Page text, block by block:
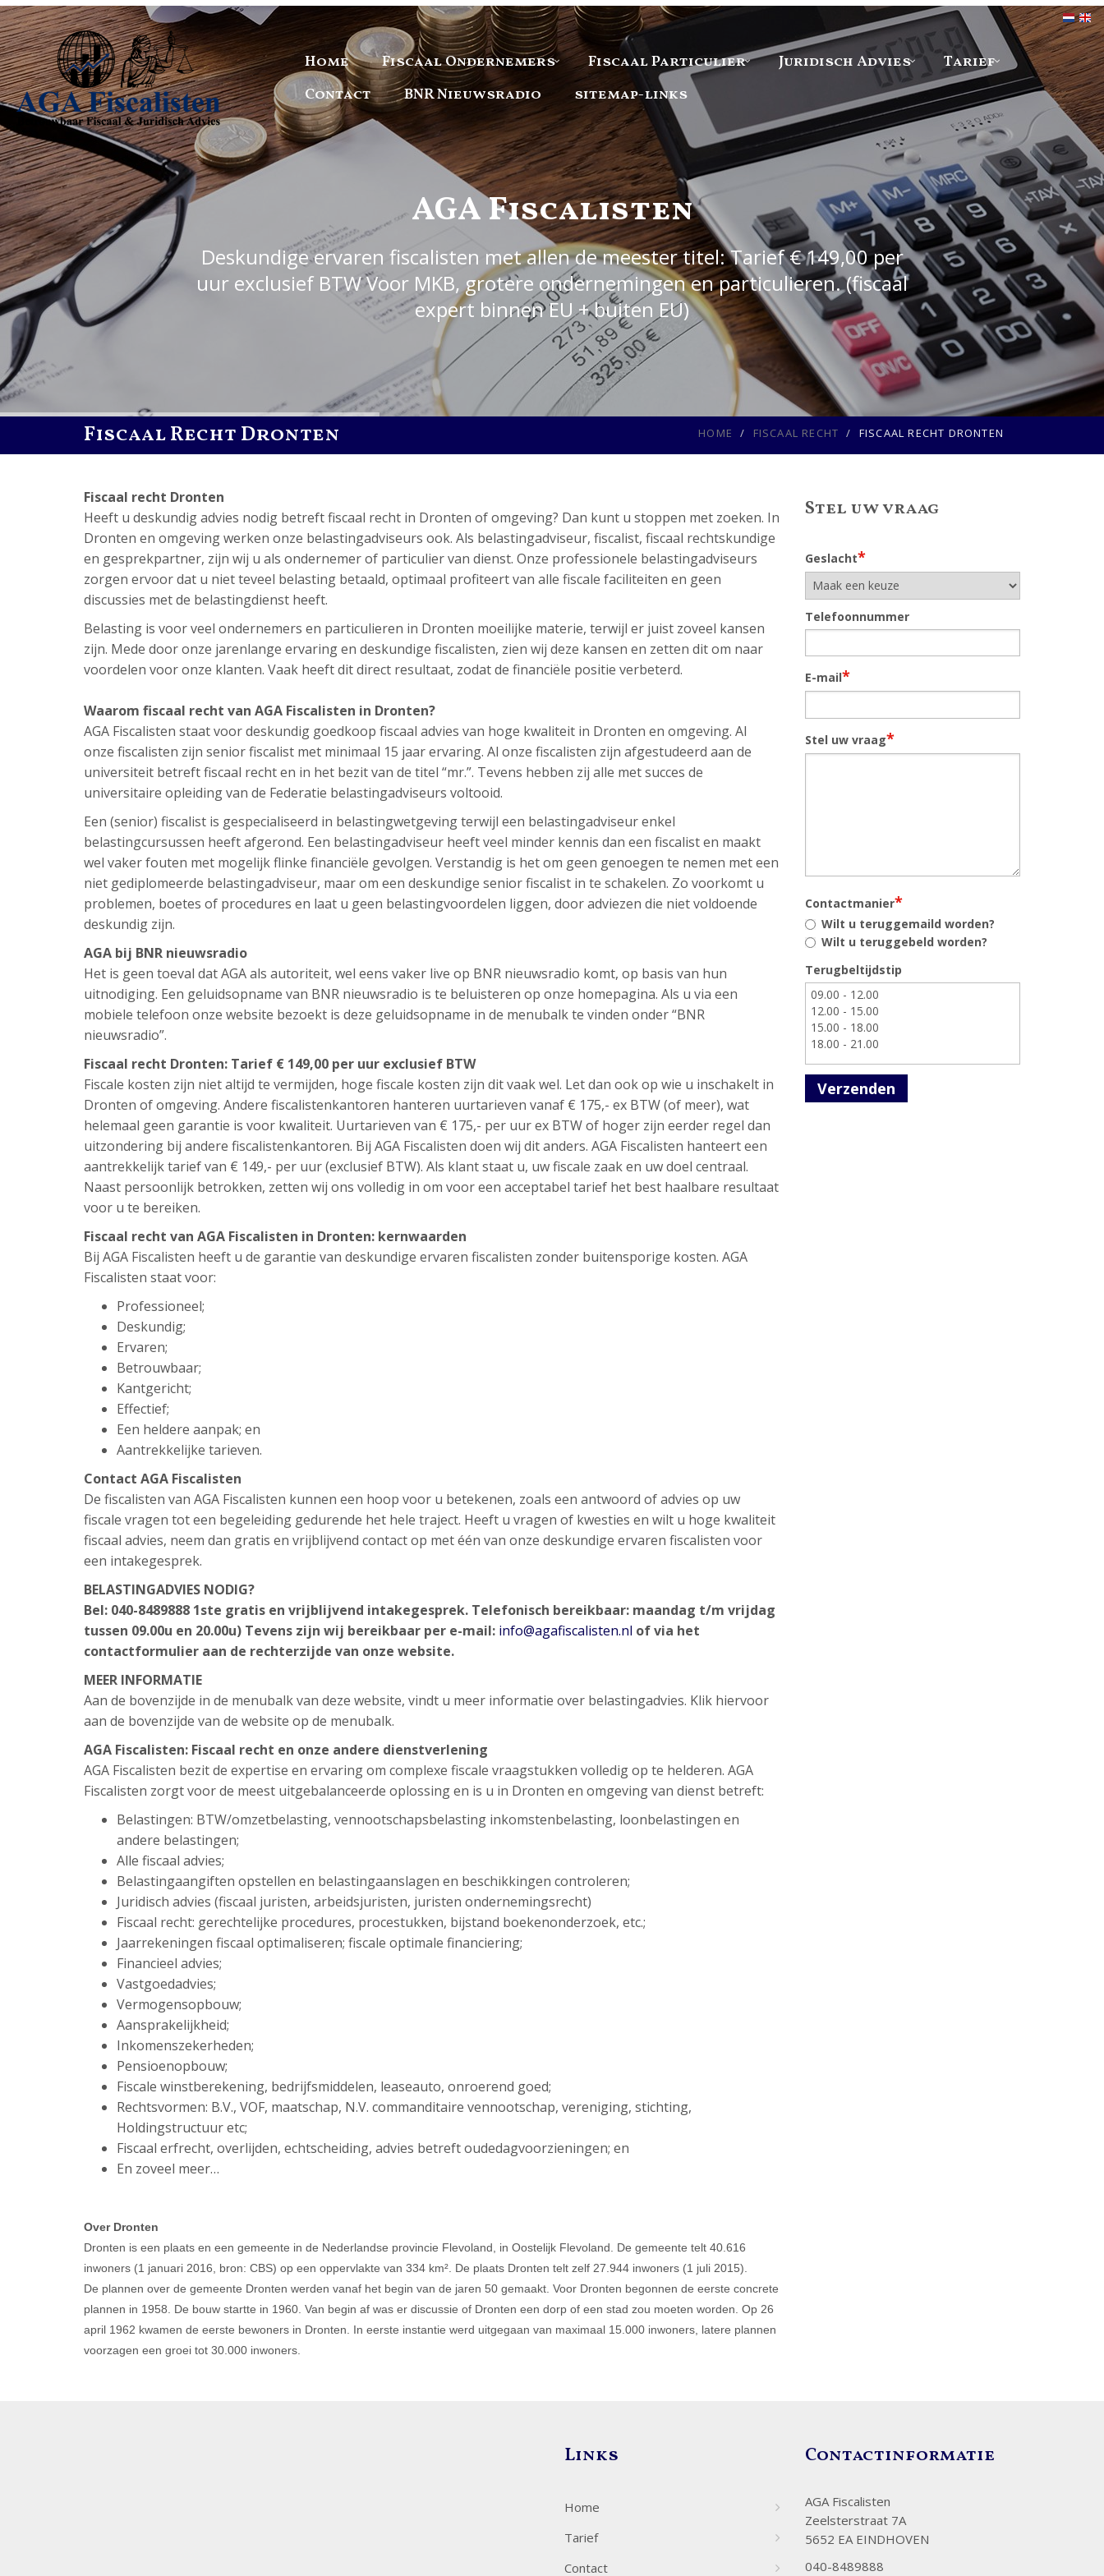
Home Fiscaal Ondernemers Fiscaal Particulier Juridisch Advies
Tarief
Contact
BNR Nieuwsradio sitemap-links
AGA Fiscalisten
Deskundige ervaren fiscalisten met allen de meester titel: Tarief € 149,00 per
uur exclusief BTW Voor MKB, grotere ondernemingen en particulieren. (fiscaal
expert binnen EU + buiten EU)
Fiscaal Recht Dronten HOME FISCAAL RECHT FISCAAL RECHT DRONTEN
Fiscaal recht Dronten
Heeft u deskundig advies nodig betreft fiscaal recht in Dronten of omgeving? Dan kunt u stoppen met zoeken. In
Dronten en omgeving werken onze belastingadviseurs ook. Als belastingadviseur, fiscalist, fiscaal rechtskundige
en gesprekpartner, zijn wij u als ondernemer of particulier van dienst. Onze professionele belastingadviseurs
zorgen ervoor dat u niet teveel belasting betaald, optimaal profiteert van alle fiscale faciliteiten en geen
discussies met de belastingdienst heeft.
Belasting is voor veel ondernemers en particulieren in Dronten moeilijke materie, terwijl er juist zoveel kansen
zijn. Mede door onze jarenlange ervaring en deskundige fiscalisten, zien wij deze kansen en zetten dit om naar
voordelen voor onze klanten. Vaak heeft dit direct resultaat, zodat de financiële positie verbeterd.
Waarom fiscaal recht van AGA Fiscalisten in Dronten?
AGA Fiscalisten staat voor deskundig goedkoop fiscaal advies van hoge kwaliteit in Dronten en omgeving. Al
onze fiscalisten zijn senior fiscalist met minimaal 15 jaar ervaring. Al onze fiscalisten zijn afgestudeerd aan de
universiteit betreft fiscaal recht en in het bezit van de titel “mr.”. Tevens hebben zij alle met succes de
universitaire opleiding van de Federatie belastingadviseurs voltooid.
Een (senior) fiscalist is gespecialiseerd in belastingwetgeving terwijl een belastingadviseur enkel
belastingcursussen heeft afgerond. Een belastingadviseur heeft veel minder kennis dan een fiscalist en maakt
wel vaker fouten met mogelijk flinke financiële gevolgen. Verstandig is het om geen genoegen te nemen met een
niet gediplomeerde belastingadviseur, maar om een deskundige senior fiscalist in te schakelen. Zo voorkomt u
problemen, boetes of procedures en laat u geen belastingvoordelen liggen, door adviezen die niet voldoende
deskundig zijn.
AGA bij BNR nieuwsradio
Het is geen toeval dat AGA als autoriteit, wel eens vaker live op BNR nieuwsradio komt, op basis van hun
uitnodiging. Een geluidsopname van BNR nieuwsradio is te beluisteren op onze homepagina. Als u via een
mobiele telefoon onze website bezoekt is deze geluidsopname in de menubalk te vinden onder “BNR
nieuwsradio”.
Fiscaal recht Dronten: Tarief € 149,00 per uur exclusief BTW
Fiscale kosten zijn niet altijd te vermijden, hoge fiscale kosten zijn dit vaak wel. Let dan ook op wie u inschakelt in
Dronten of omgeving. Andere fiscalistenkantoren hanteren uurtarieven vanaf € 175,- ex BTW (of meer), wat
helemaal geen garantie is voor kwaliteit. Uurtarieven van € 175,- per uur ex BTW of hoger zijn eerder regel dan
uitzondering bij andere fiscalistenkantoren. Bij AGA Fiscalisten doen wij dit anders. AGA Fiscalisten hanteert een
aantrekkelijk tarief van € 149,- per uur (exclusief BTW). Als klant staat u, uw fiscale zaak en uw doel centraal.
Naast persoonlijk betrokken, zetten wij ons volledig in om voor een acceptabel tarief het best haalbare resultaat
voor u te bereiken.
Fiscaal recht van AGA Fiscalisten in Dronten: kernwaarden
Bij AGA Fiscalisten heeft u de garantie van deskundige ervaren fiscalisten zonder buitensporige kosten. AGA
Fiscalisten staat voor:
Professioneel;
Deskundig;
Ervaren;
Betrouwbaar;
Kantgericht;
Effectief;
Een heldere aanpak; en
Aantrekkelijke tarieven.
Contact AGA Fiscalisten
De fiscalisten van AGA Fiscalisten kunnen een hoop voor u betekenen, zoals een antwoord of advies op uw
fiscale vragen tot een begeleiding gedurende het hele traject. Heeft u vragen of kwesties en wilt u hoge kwaliteit
fiscaal advies, neem dan gratis en vrijblijvend contact op met één van onze deskundige ervaren fiscalisten voor
een intakegesprek.
BELASTINGADVIES NODIG?
Bel: 040-8489888 1ste gratis en vrijblijvend intakegesprek. Telefonisch bereikbaar: maandag t/m vrijdag
tussen 09.00u en 20.00u) Tevens zijn wij bereikbaar per e-mail: info@agafiscalisten.nl of via het
contactformulier aan de rechterzijde van onze website.
MEER INFORMATIE
Aan de bovenzijde in de menubalk van deze website, vindt u meer informatie over belastingadvies. Klik hiervoor
aan de bovenzijde van de website op de menubalk.
AGA Fiscalisten: Fiscaal recht en onze andere dienstverlening
AGA Fiscalisten bezit de expertise en ervaring om complexe fiscale vraagstukken volledig op te helderen. AGA
Fiscalisten zorgt voor de meest uitgebalanceerde oplossing en is u in Dronten en omgeving van dienst betreft:
Belastingen: BTW/omzetbelasting, vennootschapsbelasting inkomstenbelasting, loonbelastingen en
andere belastingen;
Alle fiscaal advies;
Belastingaangiften opstellen en belastingaanslagen en beschikkingen controleren;
Juridisch advies (fiscaal juristen, arbeidsjuristen, juristen ondernemingsrecht)
Fiscaal recht: gerechtelijke procedures, procestukken, bijstand boekenonderzoek, etc.;
Jaarrekeningen fiscaal optimaliseren; fiscale optimale financiering;
Financieel advies;
Vastgoedadvies;
Vermogensopbouw;
Aansprakelijkheid;
Inkomenszekerheden;
Pensioenopbouw;
Fiscale winstberekening, bedrijfsmiddelen, leaseauto, onroerend goed;
Rechtsvormen: B.V., VOF, maatschap, N.V. commanditaire vennootschap, vereniging, stichting,
Holdingstructuur etc;
Fiscaal erfrecht, overlijden, echtscheiding, advies betreft oudedagvoorzieningen; en
En zoveel meer…
Over Dronten
Dronten is een plaats en een gemeente in de Nederlandse provincie Flevoland, in Oostelijk Flevoland. De gemeente telt 40.616
inwoners (1 januari 2016, bron: CBS) op een oppervlakte van 334 km². De plaats Dronten telt zelf 27.944 inwoners (1 juli 2015).
De plannen over de gemeente Dronten werden vanaf het begin van de jaren 50 gemaakt. Voor Dronten begonnen de eerste concrete
plannen in 1958. De bouw startte in 1960. Van begin af was er discussie of Dronten een dorp of een stad zou moeten worden. Op 26
april 1962 kwamen de eerste bewoners in Dronten. In eerste instantie werd uitgegaan van maximaal 15.000 inwoners, latere plannen
voorzagen een groei tot 30.000 inwoners.
Stel uw vraag
Geslacht*
Telefoonnummer
E-mail*
Stel uw vraag*
Contactmanier*
Wilt u teruggemaild worden?
Wilt u teruggebeld worden?
Terugbeltijdstip
Verzenden
Links
Home
Tarief
Contact
Contactinformatie
AGA Fiscalisten
Zeelsterstraat 7A
5652 EA EINDHOVEN
040-8489888